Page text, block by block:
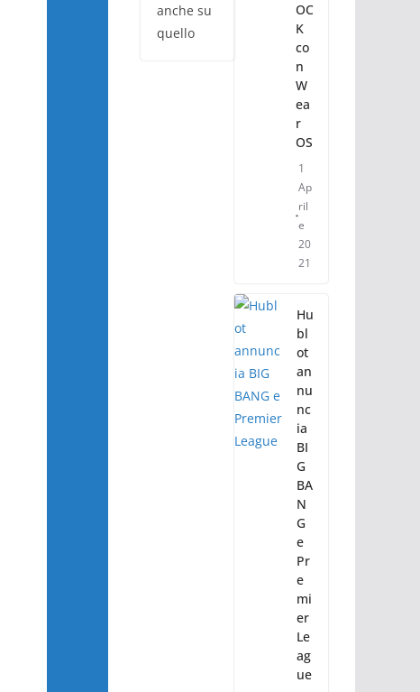
anche su
quello
OC
K
co
n
W
ea
r
OS
1
Ap
ril
e
20
21
Hu
bl
ot
an
nu
nc
ia
BI
G
BA
N
G
e
Pr
e
mi
er
Le
ag
ue